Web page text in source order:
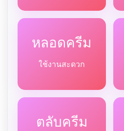
หลอดครีม
ใช้งานสะดวก
ตลับครีม